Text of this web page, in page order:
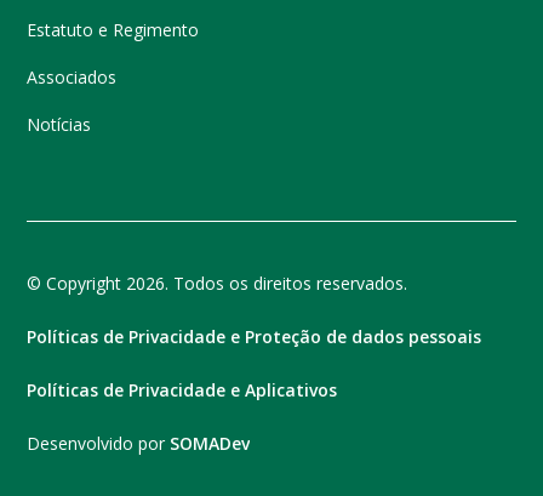
Estatuto e Regimento
Associados
Notícias
© Copyright 2026. Todos os direitos reservados.
Políticas de Privacidade e Proteção de dados pessoais
Políticas de Privacidade e Aplicativos
Desenvolvido por SOMADev